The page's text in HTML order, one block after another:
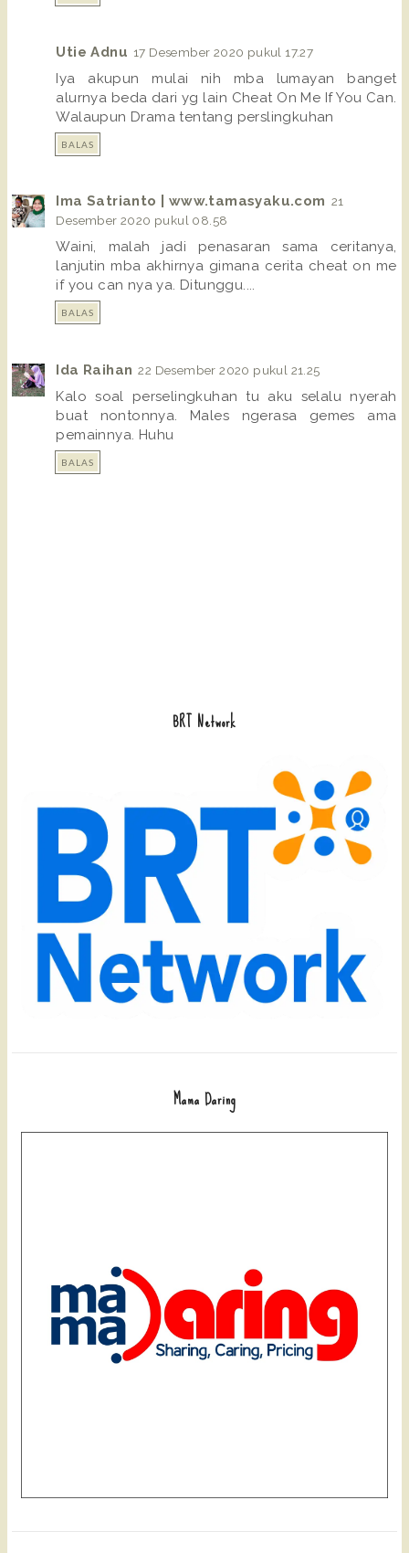
Utie Adnu 17 Desember 2020 pukul 17.27
Iya akupun mulai nih mba lumayan banget
alurnya beda dari yg lain Cheat On Me If You Can.
Walaupun Drama tentang perslingkuhan
BALAS
Ima Satrianto | www.tamasyaku.com 21
Desember 2020 pukul 08.58
Waini, malah jadi penasaran sama ceritanya,
lanjutin mba akhirnya gimana cerita cheat on me
if you can nya ya. Ditunggu....
BALAS
Ida Raihan 22 Desember 2020 pukul 21.25
Kalo soal perselingkuhan tu aku selalu nyerah
buat nontonnya. Males ngerasa gemes ama
pemainnya. Huhu
BALAS
BRT Network
Mama Daring